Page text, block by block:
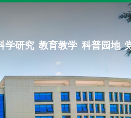
学研究 教育教学 科普园地